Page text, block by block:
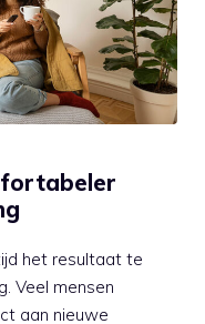
het resultaat te
Veel mensen
aan nieuwe